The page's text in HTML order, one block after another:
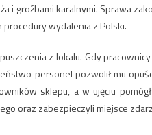
i groźbami karalnymi. Sprawa
wydalenia z Polski.
z lokalu. Gdy
personel pozwolił mu
sklepu, a w ujęciu
oraz zabezpieczyli miejsce